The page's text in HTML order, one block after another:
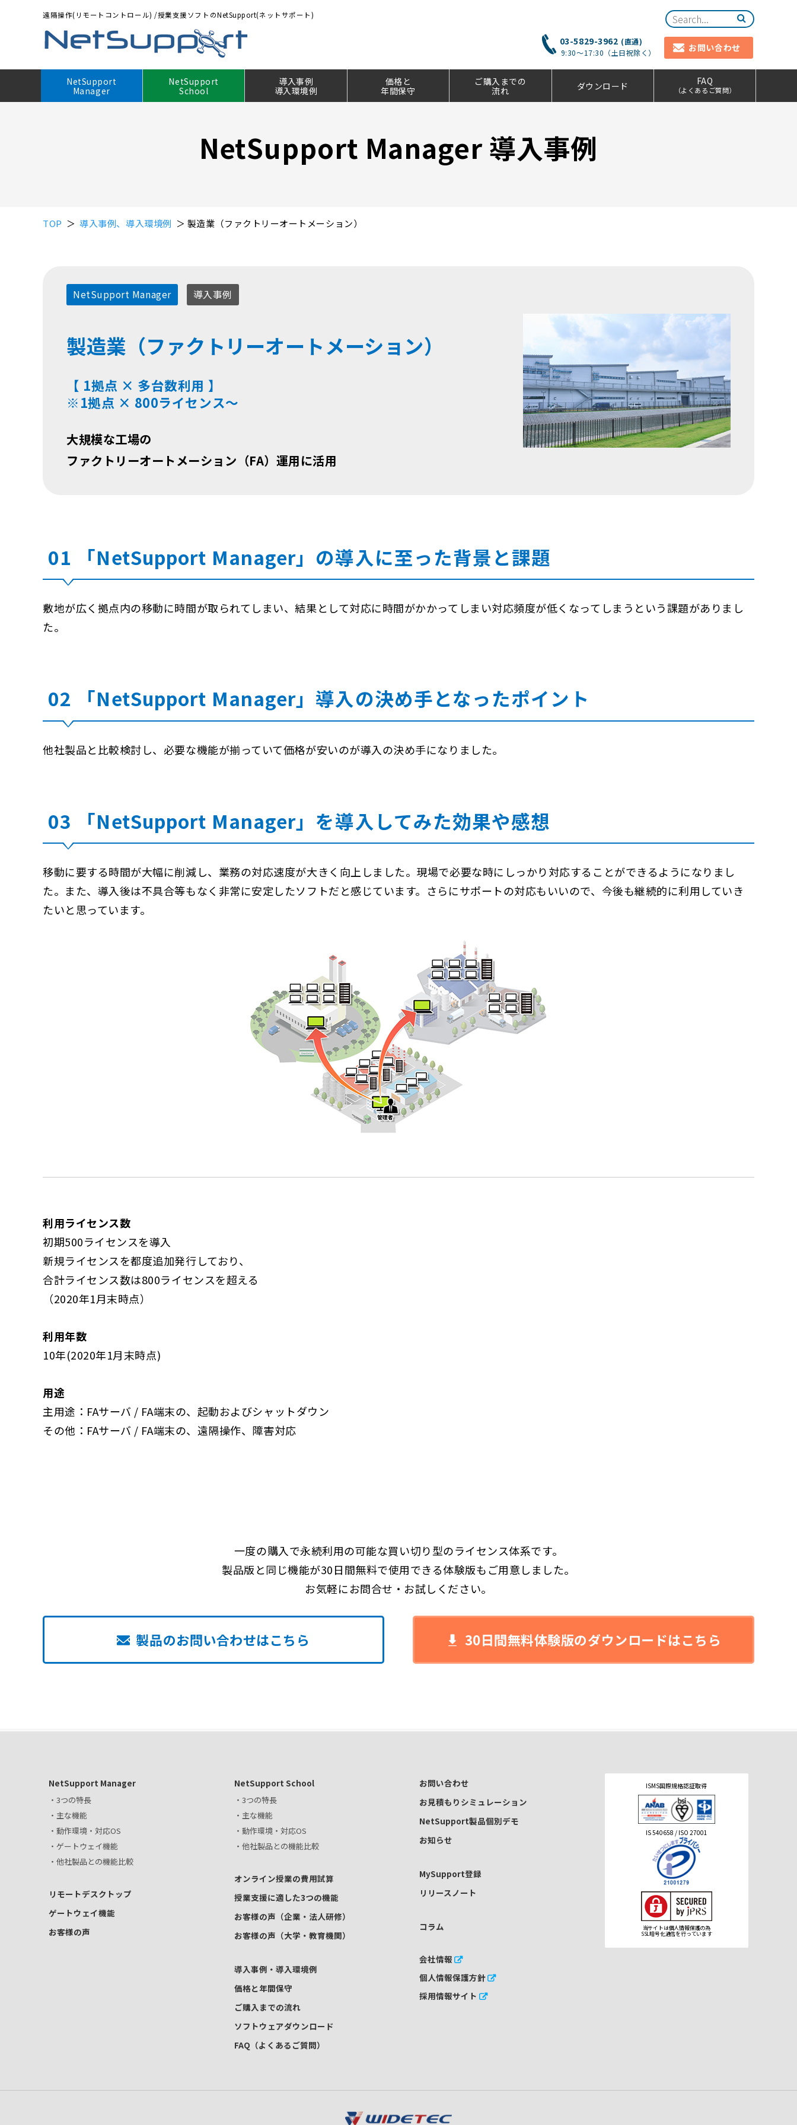
遠隔操作(リモートコントロール) /授業支援ソフトのNetSupport(ネットサポート)
03-5829-3962 (直通)
9:30～17:30（土日祝除く）
お問い合わせ
NetSupport
Manager
NetSupport
School
導入事例
導入環境例
価格と
年間保守
ご購入までの
流れ
ダウンロード FAQ
（よくあるご質問）
NetSupport Manager導入事例
TOP ＞導入事例、導入環境例 ＞ 製造業（ファクトリーオートメーション）
NetSupport Manager 導入事例
製造業（ファクトリーオートメーション）
【 1拠点 × 多台数利用 】
※1拠点 × 800ライセンス～
大規模な工場の
ファクトリーオートメーション（FA）運用に活用
01 「NetSupport Manager」の導入に至った背景と課題
敷地が広く拠点内の移動に時間が取られてしまい、結果として対応に時間がかかってしまい対応頻度が低くなってしまうという課題がありまし
た。
02 「NetSupport Manager」導入の決め手となったポイント
他社製品と比較検討し、必要な機能が揃っていて価格が安いのが導入の決め手になりました。
03 「NetSupport Manager」を導入してみた効果や感想
移動に要する時間が大幅に削減し、業務の対応速度が大きく向上しました。現場で必要な時にしっかり対応することができるようになりまし
た。また、導入後は不具合等もなく非常に安定したソフトだと感じています。さらにサポートの対応もいいので、今後も継続的に利用していき
たいと思っています。
利用ライセンス数
初期500ライセンスを導入
新規ライセンスを都度追加発行しており、
合計ライセンス数は800ライセンスを超える
（2020年1月末時点）
利用年数
10年(2020年1月末時点)
用途
主用途：FAサーバ / FA端末の、起動およびシャットダウン
その他：FAサーバ / FA端末の、遠隔操作、障害対応
一度の購入で永続利用の可能な買い切り型のライセンス体系です。
製品版と同じ機能が30日間無料で使用できる体験版もご用意しました。
お気軽にお問合せ・お試しください。
製品のお問い合わせはこちら 30日間無料体験版のダウンロードはこちら
NetSupport Manager
・3つの特長
・主な機能
・動作環境・対応OS
・ゲートウェイ機能
・他社製品との機能比較
リモートデスクトップ
ゲートウェイ機能
お客様の声
NetSupport School
・3つの特長
・主な機能
・動作環境・対応OS
・他社製品との機能比較
オンライン授業の費用試算
授業支援に適した3つの機能
お客様の声（企業・法人研修）
お客様の声（大学・教育機関）
導入事例・導入環境例
価格と年間保守
ご購入までの流れ
ソフトウェアダウンロード
FAQ（よくあるご質問）
お問い合わせ
お見積もりシミュレーション
NetSupport製品個別デモ
お知らせ
MySupport登録
リリースノート
コラム
会社情報
個人情報保護方針
採用情報サイト
ISMS国際規格認証取得
IS 540658 / ISO 27001
当サイトは個人情報保護の為
SSL暗号化通信を行っています